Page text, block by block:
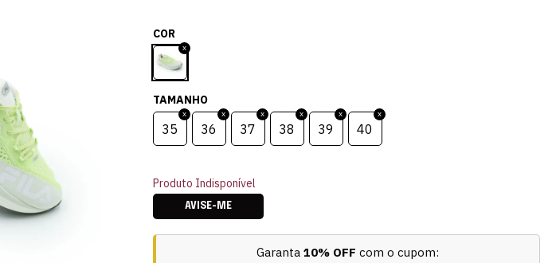
COR
TAMANHO
35 36 37 38 39 40
Produto Indisponível
AVISE-ME
Garanta 10% OFF com o cupom: